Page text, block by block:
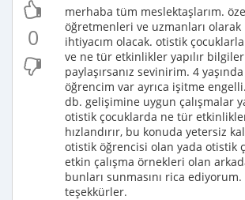
0
merhaba tüm meslektaşlarım.
öğretmenleri ve uzmanları
ihtiyacım olacak. otistik çocuklarla
ve ne tür etkinlikler yapılır
paylaşırsanız sevinirim. 4
öğrencim var ayrıca işitme
db. gelişimine uygun çalışmalar
otistik çocuklarda ne tür
hızlandırır, bu konuda yetersiz
otistik öğrencisi olan yada otistik
etkin çalışma örnekleri olan
bunları sunmasını rica
teşekkürler.